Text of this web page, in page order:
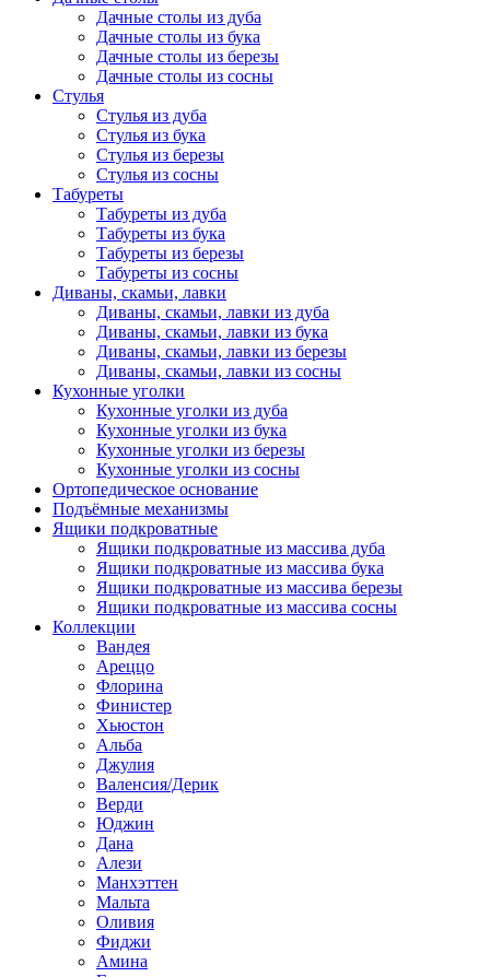
Дачные столы из дуба
Дачные столы из бука
Дачные столы из березы
Дачные столы из сосны
Стулья
Стулья из дуба
Стулья из бука
Стулья из березы
Стулья из сосны
Табуреты
Табуреты из дуба
Табуреты из бука
Табуреты из березы
Табуреты из сосны
Диваны, скамьи, лавки
Диваны, скамьи, лавки из дуба
Диваны, скамьи, лавки из бука
Диваны, скамьи, лавки из березы
Диваны, скамьи, лавки из сосны
Кухонные уголки
Кухонные уголки из дуба
Кухонные уголки из бука
Кухонные уголки из березы
Кухонные уголки из сосны
Ортопедическое основание
Подъёмные механизмы
Ящики подкроватные
Ящики подкроватные из массива дуба
Ящики подкроватные из массива бука
Ящики подкроватные из массива березы
Ящики подкроватные из массива сосны
Коллекции
Вандея
Ареццо
Флорина
Финистер
Хьюстон
Альба
Джулия
Валенсия/Дерик
Верди
Юджин
Дана
Алези
Манхэттен
Мальта
Оливия
Фиджи
Амина